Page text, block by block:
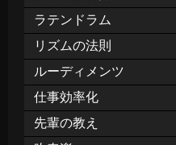
ラテンドラム
リズムの法則
ルーディメンツ
仕事効率化
先輩の教え